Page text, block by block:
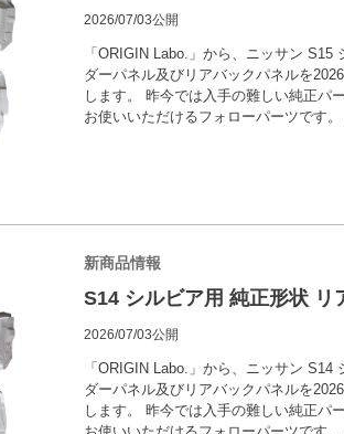
2026/07/03公開
「ORIGIN Labo.」から、ニッサン
ダーパネル及びリアバックパネルを
します。 昨今では入手の難しい純正パ
お使いいただけるフォローパーツです
新商品情報
S14 シルビア用 純正形状 リ
2026/07/03公開
「ORIGIN Labo.」から、ニッサン
ダーパネル及びリアバックパネルを
します。 昨今では入手の難しい純正パ